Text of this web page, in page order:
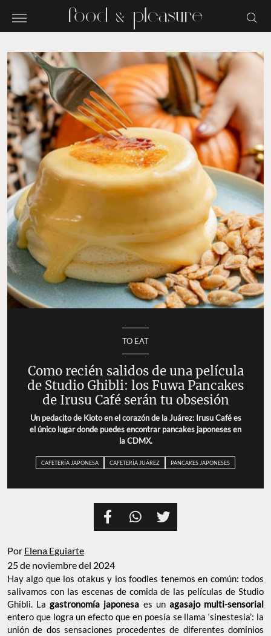
TO EAT
Como recién salidos de una película
de Studio Ghibli: los Fuwa Pancakes
de Irusu Café serán tu obsesión
Un pedacito de Kioto en el corazón de la Juárez: Irusu Café es
el único lugar donde puedes encontrar pancakes japoneses en
la CDMX.
CAFETERÍA JAPONESA CAFETERÍA JUÁREZ PANCAKES JAPONESES
Por Elena Eguiarte
25 de noviembre del 2024
Hay algo que los otakus y los foodies tenemos en común: todos
salivamos con las escenas de comida de las películas de Studio
Ghibli. Lagastronomía japonesa es un agasajo multi-sensorial
entero que logra un efecto que en poesía se llama ‘sinestesia’: la
unión de dos sensaciones procedentes de diferentes dominios